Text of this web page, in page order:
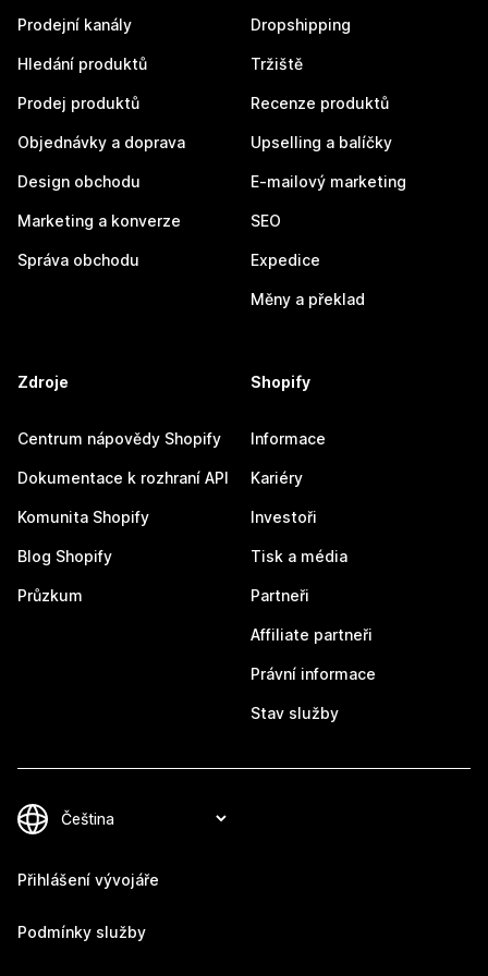
Prodejní kanály
Hledání produktů
Prodej produktů
Objednávky a doprava
Design obchodu
Marketing a konverze
Správa obchodu
Dropshipping
Tržiště
Recenze produktů
Upselling a balíčky
E-mailový marketing
SEO
Expedice
Měny a překlad
Zdroje
Centrum nápovědy Shopify
Dokumentace k rozhraní API
Komunita Shopify
Blog Shopify
Průzkum
Shopify
Informace
Kariéry
Investoři
Tisk a média
Partneři
Affiliate partneři
Právní informace
Stav služby
Přihlášení vývojáře
Podmínky služby